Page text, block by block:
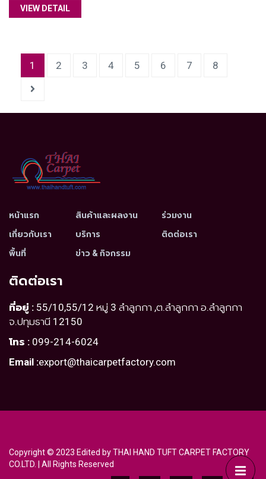
VIEW DETAIL
1 2 3 4 5 6 7 8
หน้าแรก
เกี่ยวกับเรา
พื้นที่
สินค้าและผลงาน
บริการ
ข่าว & กิจกรรม
ร่วมงาน
ติดต่อเรา
ติดต่อเรา
ที่อยู่ : 55/10,55/12 หมู่ 3 ลำลูกกา ,ต.ลำลูกกา อ.ลำลูกกา
จ.ปทุมธานี 12150
โทร : 099-214-6024
Email :export@thaicarpetfactory.com
Copyright © 2023 Edited by THAI HAND TUFT CARPET FACTORY
CO.LTD. | All Rights Reserved